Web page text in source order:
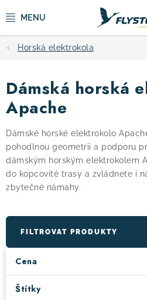
na
CYKLISTIKA
ZIMNÍ SPORTY
OBLEČENÍ A BOTY
DOPLŇKY
CAMPING
! Akce !
Horská elektrokola
Dámská horská
Apache
Dámské horské elektrokolo
pohodlnou geometrii a podporu
dámským horským elektrokolem
do kopcovité trasy a zvládnete i
zbytečné námahy.
FILTROVAT PRODUKTY
Cena
Štítky